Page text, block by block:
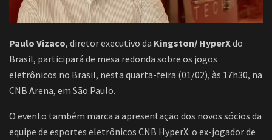
Paulo Vizaco, diretor executivo da Kingston/ HyperXdo
Brasil, participará de mesa redonda sobre os jogos
eletrônicos no Brasil, nesta quarta-feira (01/02), às 17h30, na
CNB Arena, em São Paulo.
O evento também marca a apresentação dos novos sócios da
equipe de esportes eletrônicos CNB HyperX: o ex-jogador de